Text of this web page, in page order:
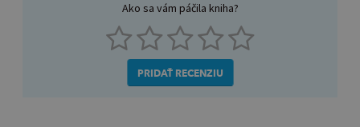
Ako sa vám páčila kniha?
PRIDAŤ RECENZIU